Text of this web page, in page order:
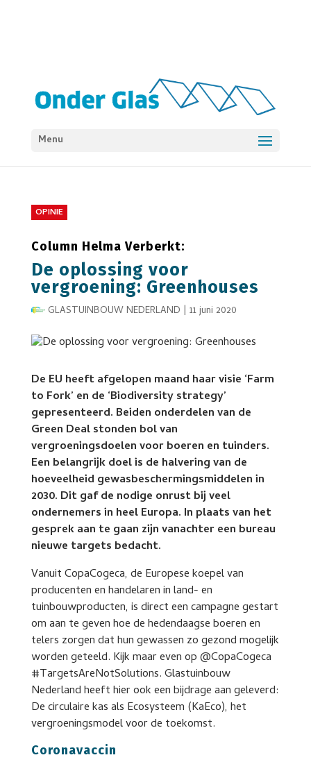
Menu
OPINIE
Column Helma Verberkt:
De oplossing voor
vergroening: Greenhouses
GLASTUINBOUW NEDERLAND | 11 juni 2020
De EU heeft afgelopen maand haar visie ‘Farm
to Fork’ en de ‘Biodiversity strategy’
gepresenteerd. Beiden onderdelen van de
Green Deal stonden bol van
vergroeningsdoelen voor boeren en tuinders.
Een belangrijk doel is de halvering van de
hoeveelheid gewasbeschermingsmiddelen in
2030. Dit gaf de nodige onrust bij veel
ondernemers in heel Europa. In plaats van het
gesprek aan te gaan zijn vanachter een bureau
nieuwe targets bedacht.
Vanuit CopaCogeca, de Europese koepel van
producenten en handelaren in land- en
tuinbouwproducten, is direct een campagne gestart
om aan te geven hoe de hedendaagse boeren en
telers zorgen dat hun gewassen zo gezond mogelijk
worden geteeld. Kijk maar even op @CopaCogeca
#TargetsAreNotSolutions. Glastuinbouw
Nederland heeft hier ook een bijdrage aan geleverd:
De circulaire kas als Ecosysteem (KaEco), het
vergroeningsmodel voor de toekomst.
Coronavaccin